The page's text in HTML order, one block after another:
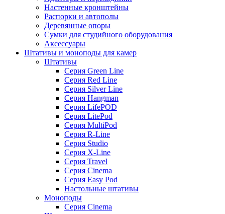
Настенные кронштейны
Распорки и автополы
Деревянные опоры
Сумки для студийного оборудования
Аксессуары
Штативы и моноподы для камер
Штативы
Серия Green Line
Серия Red Line
Серия Silver Line
Серия Hangman
Серия LifePOD
Серия LitePod
Серия MultiPod
Серия R-Line
Серия Studio
Серия X-Line
Серия Travel
Серия Cinema
Серия Easy Pod
Настольные штативы
Моноподы
Серия Cinema